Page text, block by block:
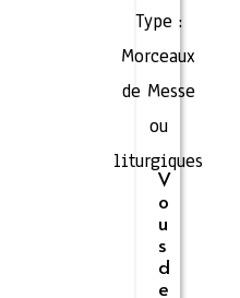
Type :
Morceaux
de Messe
ou
liturgiques
V
o
u
s
d
e